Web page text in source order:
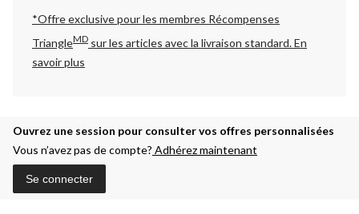
*Offre exclusive pour les membres Récompenses
TriangleMD sur les articles avec la livraison standard.En
savoir plus
Ouvrez une session pour consulter vos offres personnalisées
Vous n’avez pas de compte? Adhérez maintenant
Se connecter